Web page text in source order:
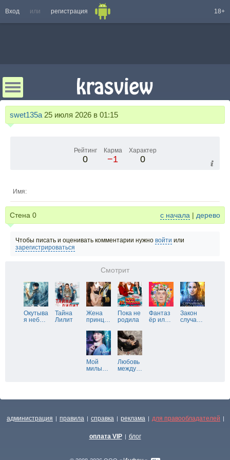
Вход или регистрация 18+
swet135a 25 июля 2026 в 01:15
Рейтинг
0
Карма
−1
Характер
0
Имя:
Стена 0 с начала | дерево
Чтобы писать и оценивать комментарии нужно войти или
зарегистрироваться
Смотрит
Окутыва
я неб…
Тайна
Лилит
Жена
принц…
Пока не
родила
Фантаз
ёр ил…
Закон
случа…
Мой
милы…
Любовь
между…
администрация | правила | справка | реклама | для правообладателей |
оплата VIP | блог